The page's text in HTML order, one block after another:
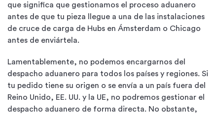
que significa que gestionamos el proceso aduanero
antes de que tu pieza llegue a una de las instalaciones
de cruce de carga de Hubs en Ámsterdam o Chicago
antes de enviártela.
Lamentablemente, no podemos encargarnos del
despacho aduanero para todos los países y regiones. Si
tu pedido tiene su origen o se envía a un país fuera del
Reino Unido, EE. UU. y la UE, no podremos gestionar el
despacho aduanero de forma directa. No obstante,